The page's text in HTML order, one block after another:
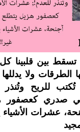
بين قلبينا
الطرقات ولا
تُكتب للريح
صدري كعصفور
عشرات الأشياء